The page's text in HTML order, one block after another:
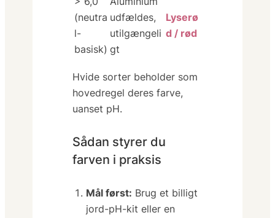
(neutra
l-
basisk)
udfældes,
utilgængeli
gt
Lyserø
d / rød
Hvide sorter beholder som
hovedregel deres farve,
uanset pH.
Sådan styrer du
farven i praksis
Mål først: Brug et billigt
jord-pH-kit eller en